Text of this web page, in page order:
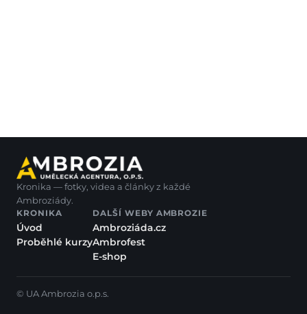
Kronika — fotky, videa a články z každé
Ambroziády.
KRONIKA
Úvod
Proběhlé kurzy
DALŠÍ WEBY AMBROZIE
Ambroziáda.cz
Ambrofest
E-shop
© UA Ambrozia o.p.s.